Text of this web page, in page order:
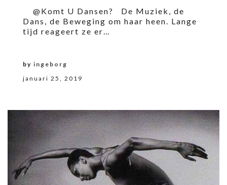
@Komt U Dansen? De Muziek, de
Dans, de Beweging om haar heen. Lange
tijd reageert ze er…
januari 25, 2019
by ingeborg